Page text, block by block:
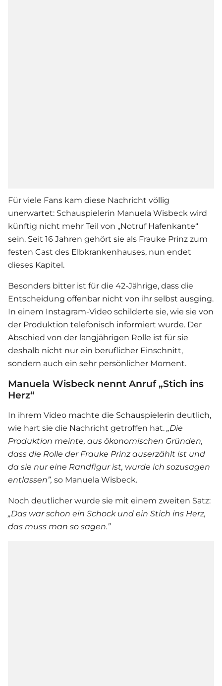
Für viele Fans kam diese Nachricht völlig
unerwartet: Schauspielerin Manuela Wisbeck wird
künftig nicht mehr Teil von „Notruf Hafenkante“
sein. Seit 16 Jahren gehört sie als Frauke Prinz zum
festen Cast des Elbkrankenhauses, nun endet
dieses Kapitel.
Besonders bitter ist für die 42-Jährige, dass die
Entscheidung offenbar nicht von ihr selbst ausging.
In einem Instagram-Video schilderte sie, wie sie von
der Produktion telefonisch informiert wurde. Der
Abschied von der langjährigen Rolle ist für sie
deshalb nicht nur ein beruflicher Einschnitt,
sondern auch ein sehr persönlicher Moment.
Manuela Wisbeck nennt Anruf „Stich ins
Herz“
In ihrem Video machte die Schauspielerin deutlich,
wie hart sie die Nachricht getroffen hat. „Die
Produktion meinte, aus ökonomischen Gründen,
dass die Rolle der Frauke Prinz auserzählt ist und
da sie nur eine Randfigur ist, wurde ich sozusagen
entlassen”, so Manuela Wisbeck.
Noch deutlicher wurde sie mit einem zweiten Satz:
„Das war schon ein Schock und ein Stich ins Herz,
das muss man so sagen.”